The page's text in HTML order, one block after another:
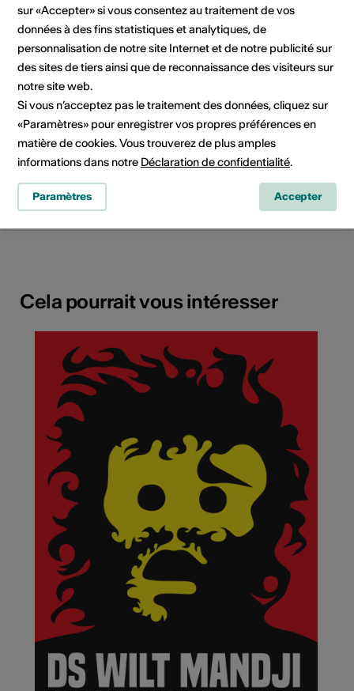
Route du Sanetsch 13, 1965 Savièse
Planifier un itinéraire
Cela pourrait vous intéresser
sur «Accepter» si vous consentez au traitement de vos
données à des fins statistiques et analytiques, de
personnalisation de notre site Internet et de notre publicité sur
des sites de tiers ainsi que de reconnaissance des visiteurs sur
notre site web.
Si vous n’acceptez pas le traitement des données, cliquez sur
«Paramètres» pour enregistrer vos propres préférences en
matière de cookies. Vous trouverez de plus amples
informations dans notre Déclaration de confidentialité.
Paramètres Accepter